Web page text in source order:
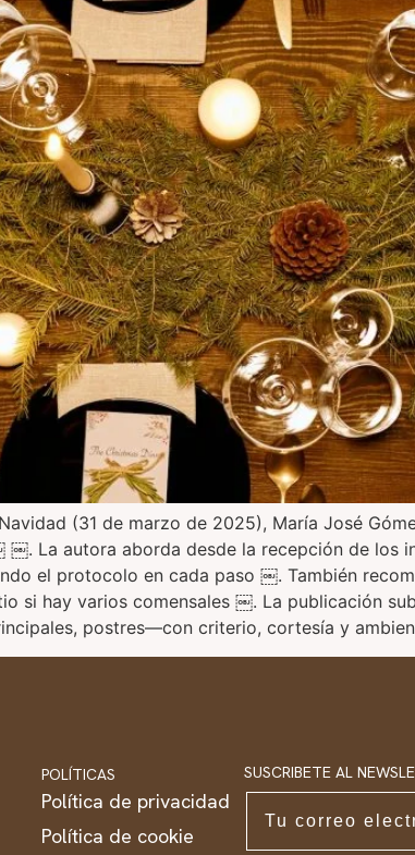
(31 de marzo de 2025), María José
La autora aborda desde la recepción de los
el protocolo en cada paso ￼. También
si hay varios comensales ￼. La publicación
postres—con criterio, cortesía y
POLÍTICAS
Política de privacidad
Política de cookie
SUSCRIBETE AL